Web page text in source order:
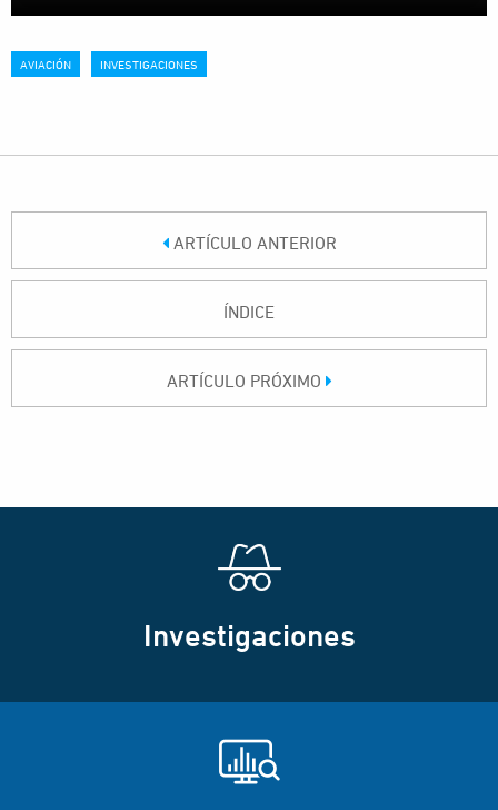
AVIACIÓN INVESTIGACIONES
ARTÍCULO ANTERIOR
ÍNDICE
ARTÍCULO PRÓXIMO
Investigaciones